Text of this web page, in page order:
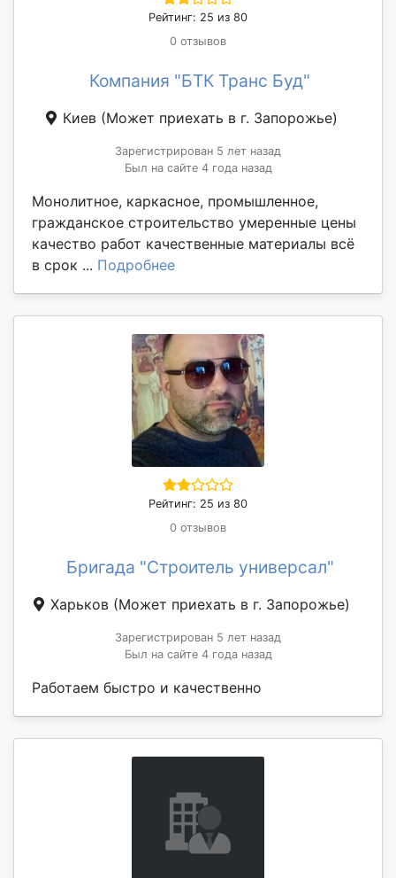
Рейтинг: 25 из 80
0 отзывов
Компания "БТК Транс Буд"
Киев (Может приехать в г. Запорожье)
Зарегистрирован 5 лет назад
Был на сайте 4 года назад
Монолитное, каркасное, промышленное,
гражданское строительство умеренные цены
качество работ качественные материалы всё
в срок ... Подробнее
Рейтинг: 25 из 80
0 отзывов
Бригада "Строитель универсал"
Харьков (Может приехать в г. Запорожье)
Зарегистрирован 5 лет назад
Был на сайте 4 года назад
Работаем быстро и качественно